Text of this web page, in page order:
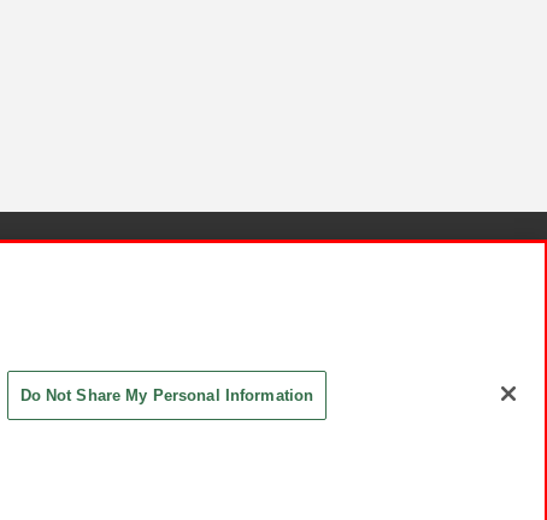
Do Not Share My Personal Information